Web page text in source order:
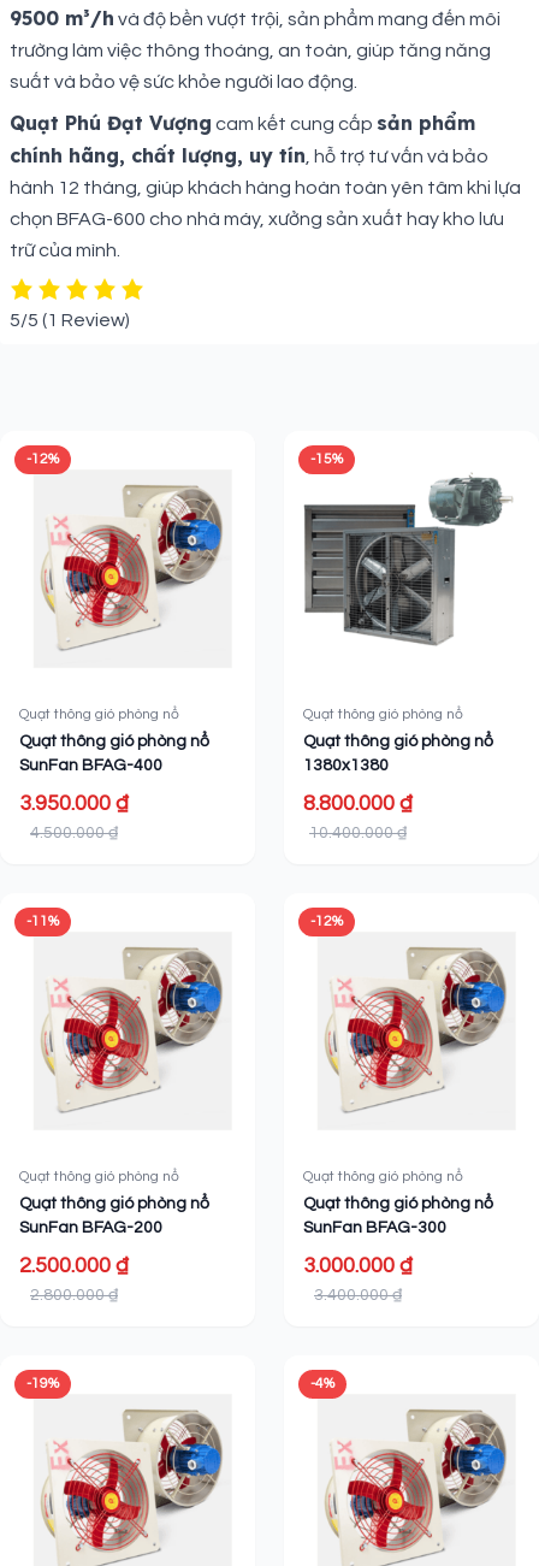
9500 m³/h và độ bền vượt trội, sản phẩm mang đến môi
trường làm việc thông thoáng, an toàn, giúp tăng năng
suất và bảo vệ sức khỏe người lao động.
Quạt Phú Đạt Vượng cam kết cung cấp sản phẩm
chính hãng, chất lượng, uy tín , hỗ trợ tư vấn và bảo
hành 12 tháng, giúp khách hàng hoàn toàn yên tâm khi lựa
chọn BFAG-600 cho nhà máy, xưởng sản xuất hay kho lưu
trữ của mình.
5/5 (1 Review)
-12%
Quạt thông gió phòng nổ
Quạt thông gió phòng nổ
SunFan BFAG-400
3.950.000 ₫
4.500.000 ₫
-15%
Quạt thông gió phòng nổ
Quạt thông gió phòng nổ
1380x1380
8.800.000 ₫
10.400.000 ₫
-11%
Quạt thông gió phòng nổ
Quạt thông gió phòng nổ
SunFan BFAG-200
2.500.000 ₫
2.800.000 ₫
-12%
Quạt thông gió phòng nổ
Quạt thông gió phòng nổ
SunFan BFAG-300
3.000.000 ₫
3.400.000 ₫
-19% -4%